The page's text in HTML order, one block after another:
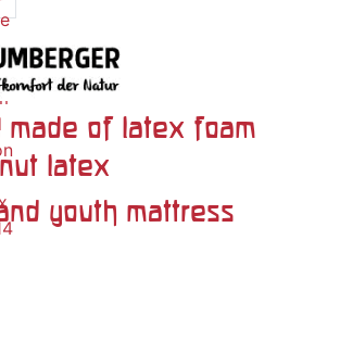
of latex foam
latex
youth mattress